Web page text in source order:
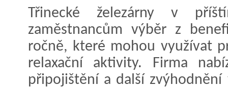
Třinecké železárny v
zaměstnancům výběr z
ročně, které mohou využívat
relaxační aktivity. Firma
připojištění a další